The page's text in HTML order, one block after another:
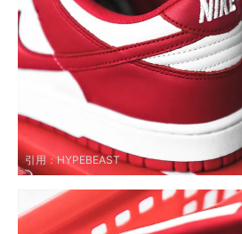
引用：HYPEBEAST